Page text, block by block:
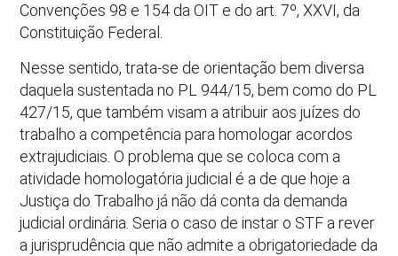
Convenções 98 e 154 da OIT e do art. 7º, XXVI, da
Constituição Federal.
Nesse sentido, trata-se de orientação bem diversa
daquela sustentada no PL 944/15, bem como do PL
427/15, que também visam a atribuir aos juízes do
trabalho a competência para homologar acordos
extrajudiciais. O problema que se coloca com a
atividade homologatória judicial é a de que hoje a
Justiça do Trabalho já não dá conta da demanda
judicial ordinária. Seria o caso de instar o STF a rever
a jurisprudência que não admite a obrigatoriedade da